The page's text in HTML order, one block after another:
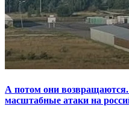
А потом они
масштабные атаки на